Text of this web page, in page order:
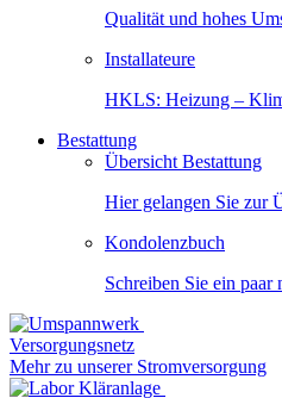
Qualität und hohes
Installateure
HKLS: Heizung –
Bestattung
Übersicht Bestattung
Hier gelangen Sie zur
Kondolenzbuch
Schreiben Sie ein paar
Versorgungsnetz
Mehr zu unserer Stromversorgung